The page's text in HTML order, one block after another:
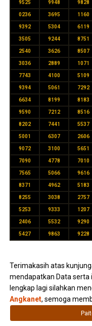
9525 9948 9828
0236 3695 1160
9392 5304 6119
3505 9244 8751
2540 3626 8507
3036 2889 1071
7743 4100 5109
9394 5061 7292
6634 8199 8183
9590 7212 8516
8202 7441 5537
5001 6307 2606
9072 3100 5651
7090 4778 7010
7565 5066 9616
8371 4962 5183
8255 3038 2757
5253 9333 1207
2406 5532 9290
5427 9863 9228
Terimakasih atas
mendapatkan Data serta
lengkap lagi silahkan
Angkanet, semoga